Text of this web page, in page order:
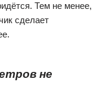
Тем не менее,
сделает
не